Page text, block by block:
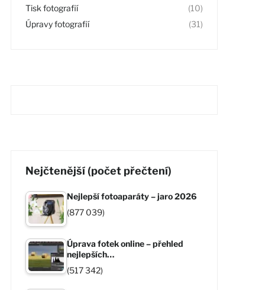
Tisk fotografií
(10)
Úpravy fotografií
(31)
Nejčtenější (počet přečtení)
Nejlepší fotoaparáty – jaro 2026
(877 039)
Úprava fotek online – přehled
nejlepších…
(517 342)